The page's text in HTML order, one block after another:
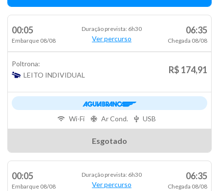
00:05
Embarque 08/08
Duração prevista: 6h30
Ver percurso
06:35
Chegada 08/08
Poltrona:
LEITO INDIVIDUAL
R$ 174,91
Esgotado
Wi-Fi Ar Cond. USB
00:05
Embarque 08/08
Duração prevista: 6h30
Ver percurso
06:35
Chegada 08/08